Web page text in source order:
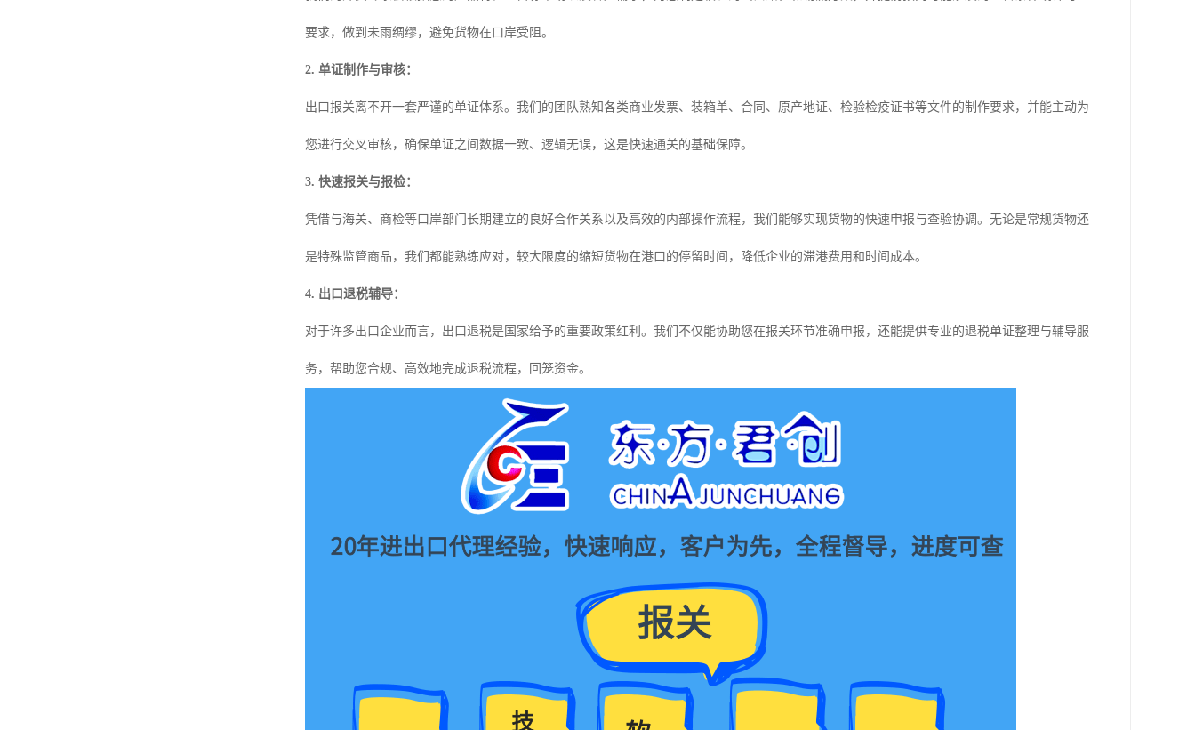
要求，做到未雨绸缪，避免货物在口岸受阻。
2. 单证制作与审核：
出口报关离不开一套严谨的单证体系。我们的团队熟知各类商业发票、装箱单、合同、原产地证、检验检疫证书等文件的制作要求，并能主动为
您进行交叉审核，确保单证之间数据一致、逻辑无误，这是快速通关的基础保障。
3. 快速报关与报检：
凭借与海关、商检等口岸部门长期建立的良好合作关系以及高效的内部操作流程，我们能够实现货物的快速申报与查验协调。无论是常规货物还
是特殊监管商品，我们都能熟练应对，较大限度的缩短货物在港口的停留时间，降低企业的滞港费用和时间成本。
4. 出口退税辅导：
对于许多出口企业而言，出口退税是国家给予的重要政策红利。我们不仅能协助您在报关环节准确申报，还能提供专业的退税单证整理与辅导服
务，帮助您合规、高效地完成退税流程，回笼资金。